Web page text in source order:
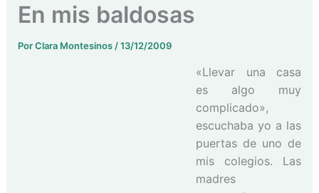
En mis baldosas
PorClara Montesinos/13/12/2009
«Llevar una casa
es algo muy
complicado»,
escuchaba yo a las
puertas de uno de
mis colegios. Las
madres